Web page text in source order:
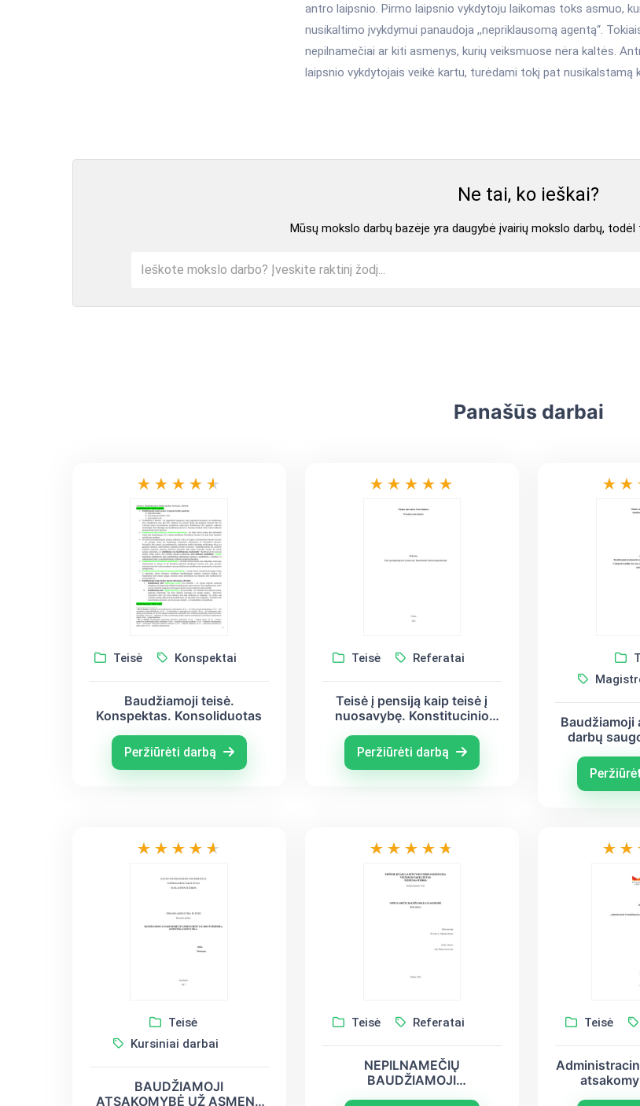
antro laipsnio. Pirmo laipsnio vykdytoju laikomas toks asmuo,
nusikaltimo įvykdymui panaudoja ,,nepriklausomą agentą“.
nepilnamečiai ar kiti asmenys, kurių veiksmuose nėra kaltės.
laipsnio vykdytojais veikė kartu, turėdami tokį pat nusikalstamą
Ne tai, ko ieškai?
Mūsų mokslo darbų bazėje yra daugybė įvairių mokslo darbų,
Panašūs darbai
Teisė Konspektai
Baudžiamoji teisė.
Konspektas. Konsoliduotas
Peržiūrėti darbą
Teisė Referatai
Teisė į pensiją kaip teisė į
nuosavybę. Konstitucinio
Peržiūrėti darbą
Baudžiamoji
darbų
Teisė
Kursiniai darbai
BAUDŽIAMOJI
ATSAKOMYBĖ UŽ ASMENS
Teisė Referatai
NEPILNAMEČIŲ
BAUDŽIAMOJI
Teisė